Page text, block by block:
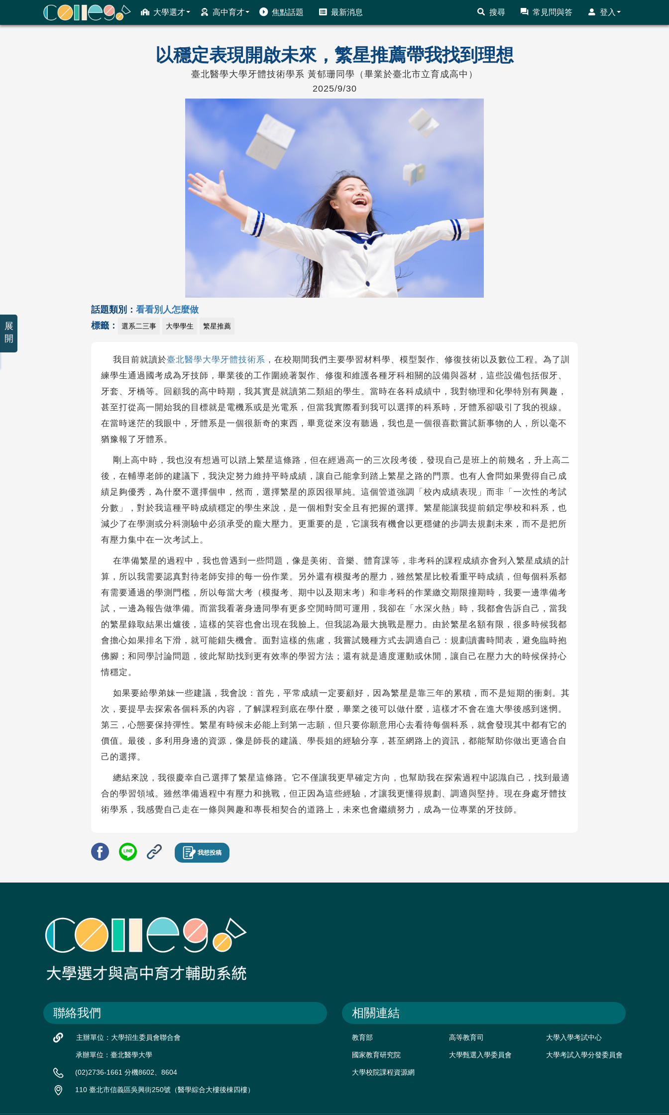
大學選才 高中育才 焦點話題 最新消息 搜尋 常見問與答 登入
ColleGo! 大學選才與高中育才輔助系統
以穩定表現開啟未來，繁星推薦帶我找到理想
臺北醫學大學牙體技術學系 黃郁珊同學（畢業於臺北市立育成高中）
2025/9/30
話題類別： 看看別人怎麼做
標籤：
選系二三事 大學學生 繁星推薦
我目前就讀於臺北醫學大學牙體技術系 ，在校期間我們主要學習材料學、模型製作、修復技術以及數位工程。為了訓
練學生通過國考成為牙技師，畢業後的工作圍繞著製作、修復和維護各種牙科相關的設備與器材，這些設備包括假牙、
牙套、牙橋等。回顧我的高中時期，我其實是就讀第二類組的學生。當時在各科成績中，我對物理和化學特別有興趣，
甚至打從高一開始我的目標就是電機系或是光電系，但當我實際看到我可以選擇的科系時，牙體系卻吸引了我的視線。
在當時迷茫的我眼中，牙體系是一個很新奇的東西，畢竟從來沒有聽過，我也是一個很喜歡嘗試新事物的人，所以毫不
猶豫報了牙體系。
剛上高中時，我也沒有想過可以踏上繁星這條路，但在經過高一的三次段考後，發現自己是班上的前幾名，升上高二
後，在輔導老師的建議下，我決定努力維持平時成績，讓自己能拿到踏上繁星之路的門票。也有人會問如果覺得自己成
績足夠優秀，為什麼不選擇個申，然而，選擇繁星的原因很單純。這個管道強調「校內成績表現」而非「一次性的考試
分數」，對於我這種平時成績穩定的學生來說，是一個相對安全且有把握的選擇。繁星能讓我提前鎖定學校和科系，也
減少了在學測或分科測驗中必須承受的龐大壓力。更重要的是，它讓我有機會以更穩健的步調去規劃未來，而不是把所
有壓力集中在一次考試上。
在準備繁星的過程中，我也曾遇到一些問題，像是美術、音樂、體育課等，非考科的課程成績亦會列入繁星成績的計
算，所以我需要認真對待老師安排的每一份作業。另外還有模擬考的壓力，雖然繁星比較看重平時成績，但每個科系都
有需要通過的學測門檻，所以每當大考（模擬考、期中以及期末考）和非考科的作業繳交期限撞期時，我要一邊準備考
試，一邊為報告做準備。而當我看著身邊同學有更多空閒時間可運用，我卻在「水深火熱」時，我都會告訴自己，當我
的繁星錄取結果出爐後，這樣的笑容也會出現在我臉上。但我認為最大挑戰是壓力。由於繁星名額有限，很多時候我都
會擔心如果排名下滑，就可能錯失機會。面對這樣的焦慮，我嘗試幾種方式去調適自己：規劃讀書時間表，避免臨時抱
佛腳；和同學討論問題，彼此幫助找到更有效率的學習方法；還有就是適度運動或休閒，讓自己在壓力大的時候保持心
情穩定。
如果要給學弟妹一些建議，我會說：首先，平常成績一定要顧好，因為繁星是靠三年的累積，而不是短期的衝刺。其
次，要提早去探索各個科系的內容，了解課程到底在學什麼，畢業之後可以做什麼，這樣才不會在進大學後感到迷惘。
第三，心態要保持彈性。繁星有時候未必能上到第一志願，但只要你願意用心去看待每個科系，就會發現其中都有它的
價值。最後，多利用身邊的資源，像是師長的建議、學長姐的經驗分享，甚至網路上的資訊，都能幫助你做出更適合自
己的選擇。
總結來說，我很慶幸自己選擇了繁星這條路。它不僅讓我更早確定方向，也幫助我在探索過程中認識自己，找到最適
合的學習領域。雖然準備過程中有壓力和挑戰，但正因為這些經驗，才讓我更懂得規劃、調適與堅持。現在身處牙體技
術學系，我感覺自己走在一條與興趣和專長相契合的道路上，未來也會繼續努力，成為一位專業的牙技師。
我想投稿
聯絡我們
主辦單位：大學招生委員會聯合會
承辦單位：臺北醫學大學
(02)2736-1661 分機8602、8604
110 臺北市信義區吳興街250號（醫學綜合大樓後棟四樓）
相關連結
教育部 高等教育司 大學入學考試中心
國家教育研究院 大學甄選入學委員會 大學考試入學分發委員會
大學校院課程資源網
展
開